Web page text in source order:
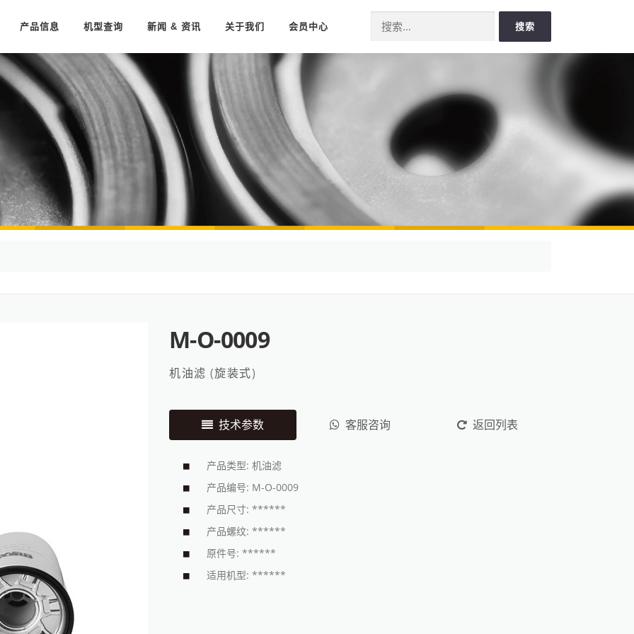
产品信息 机型查询 新闻 & 资讯 关于我们 会员中心 Search for:
M-O-0009
机油滤 (旋装式)
技术参数 客服咨询 返回列表
产品类型: 机油滤
产品编号: M-O-0009
产品尺寸: ******
产品螺纹: ******
原件号: ******
适用机型: ******